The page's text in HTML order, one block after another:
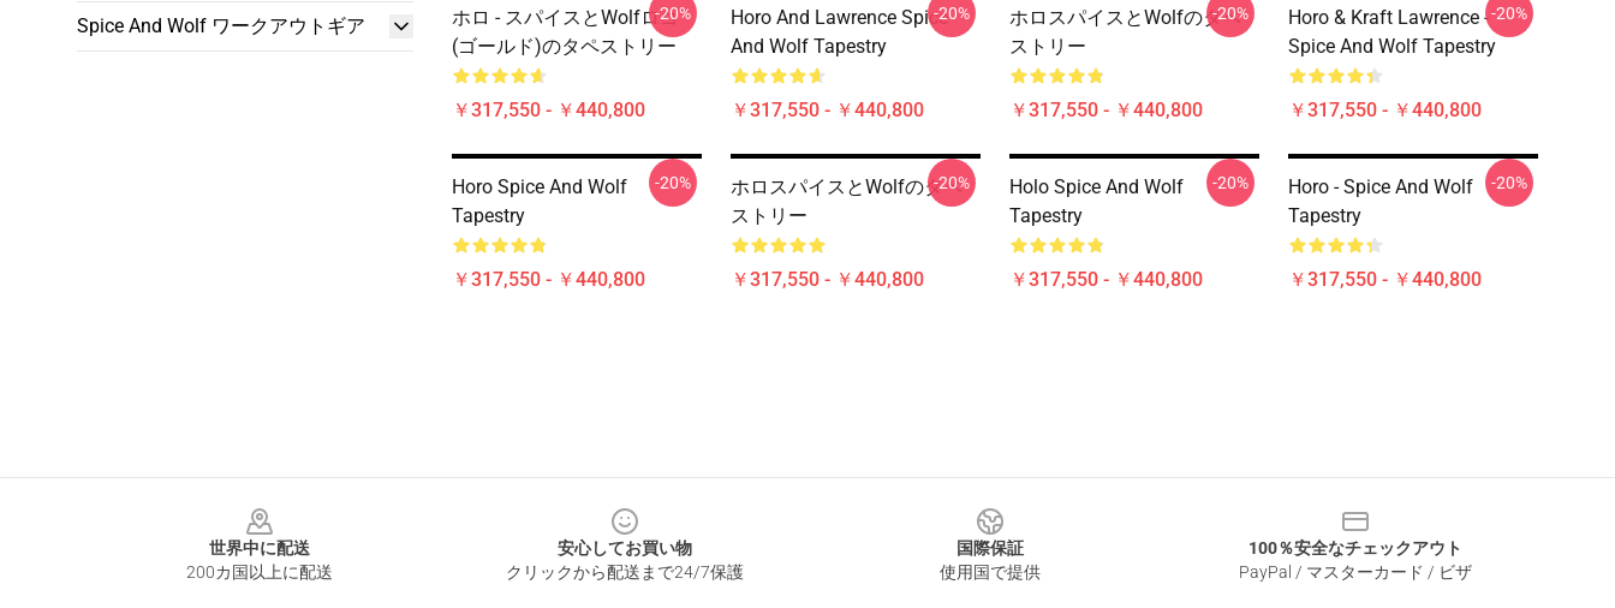
Spice And Wolf ワークアウトギア
ホロ - スパイスとWolfロゴ
(ゴールド)のタペストリー
￥317,550 - ￥440,800
-20%
Horo And Lawrence Spice
And Wolf Tapestry
￥317,550 - ￥440,800
-20%
ホロスパイスとWolfのタペ
ストリー
￥317,550 - ￥440,800
-20%
Horo & Kraft Lawrence -
Spice And Wolf Tapestry
￥317,550 - ￥440,800
-20%
Horo Spice And Wolf
Tapestry
￥317,550 - ￥440,800
-20%
ホロスパイスとWolfのタペ
ストリー
￥317,550 - ￥440,800
-20%
Holo Spice And Wolf
Tapestry
￥317,550 - ￥440,800
-20%
Horo - Spice And Wolf
Tapestry
￥317,550 - ￥440,800
-20%
世界中に配送
200カ国以上に配送
安心してお買い物
クリックから配送まで24/7保護
国際保証
使用国で提供
100％安全なチェックアウト
PayPal / マスターカード / ビザ